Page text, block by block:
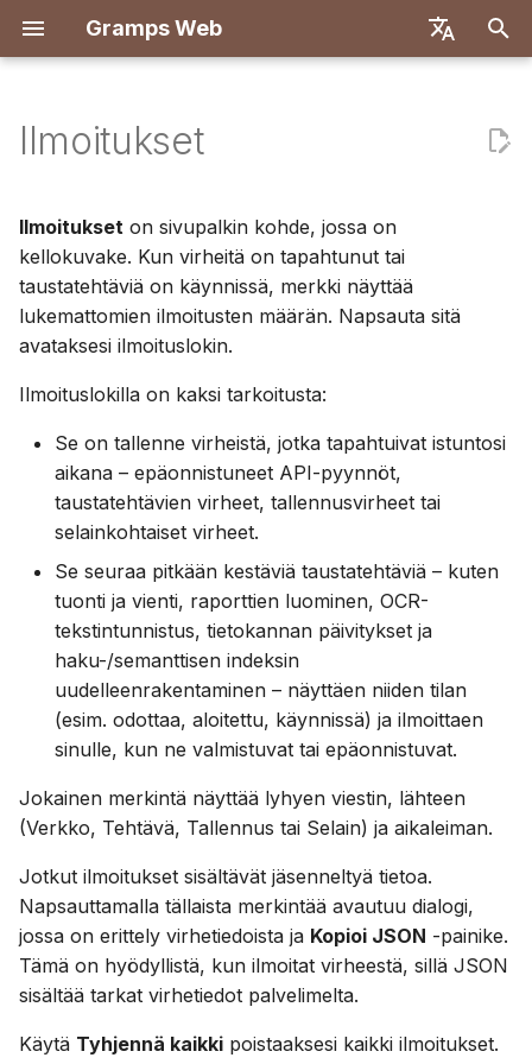
Gramps Web
简体中文
Tiếng Việt
日本語
Dansk
Italiano
Українська
t
e
Ominaisuudet
Aloittaminen
Kokeile paikallisesti
Asennus ja käyttöönotto
Docker Let's Encryptin
kanssa
DigitalOcean
Palvelinhallinta
Palvelinmääritykset
OIDC-todennus
Monipuuasetukset
Käyttöliittymän
Päivitys
PostgreSQL:n käyttö
Median ylläpito S3:ssa
Rajoita CPU:n ja muistin
käyttöä
Gramps 5.2 päivitysopas
Gramps 6.0 päivitysopas
Johdanto
Luo omistajatili
Tuo tietoja
Vie tietoja
Hallitse käyttäjiä
Hallinta-asetukset
Synkronoi Grampsin
kanssa
Rekisteröityminen
Ensimmäinen kirjautuminen
Haku
Sukupuu
Aikajana
Kartta
Lisää mediatiedostoja
Merkitse henkilöt kuviin
Käytä blogia
Hallitse tehtäviä
Tunnisteet
Muokkaa sukupuussa
Yleiskatsaus
DNA-osumat
Kromosomiselain
Y-DNA
Raportit
Kirjanmerkit
Historia
Versiohistoria
GQL-suodattimet
Tekoälyavustaja
Ulkoinen haku
Yleiskatsaus
Taustajärjestelmä Kehitysympäristön
API-määrittely
Käyttöliittymä
Kehitysympäristön
Arkkitehtuuri
Ilmoitukset
Ilmoitukset on sivupalkin kohde, jossa on
kellokuvake. Kun virheitä on tapahtunut tai
taustatehtäviä on käynnissä, merkki näyttää
lukemattomien ilmoitusten määrän. Napsauta sitä
avataksesi ilmoituslokin.
Ilmoituslokilla on kaksi tarkoitusta:
Se on tallenne virheistä, jotka tapahtuivat istuntosi
aikana – epäonnistuneet API-pyynnöt,
taustatehtävien virheet, tallennusvirheet tai
selainkohtaiset virheet.
Se seuraa pitkään kestäviä taustatehtäviä – kuten
tuonti ja vienti, raporttien luominen, OCR-
tekstintunnistus, tietokannan päivitykset ja
haku-/semanttisen indeksin
uudelleenrakentaminen – näyttäen niiden tilan
(esim. odottaa, aloitettu, käynnissä) ja ilmoittaen
sinulle, kun ne valmistuvat tai epäonnistuvat.
Jokainen merkintä näyttää lyhyen viestin, lähteen
(Verkko, Tehtävä, Tallennus tai Selain) ja aikaleiman.
Jotkut ilmoitukset sisältävät jäsenneltyä tietoa.
Napsauttamalla tällaista merkintää avautuu dialogi,
jossa on erittely virhetiedoista ja Kopioi JSON -painike.
Tämä on hyödyllistä, kun ilmoitat virheestä, sillä JSON
sisältää tarkat virhetiedot palvelimelta.
Käytä Tyhjennä kaikki poistaaksesi kaikki ilmoitukset.